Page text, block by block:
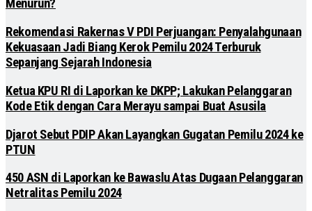
Menurun?
Rekomendasi Rakernas V PDI Perjuangan: Penyalahgunaan
Kekuasaan Jadi Biang Kerok Pemilu 2024 Terburuk
Sepanjang Sejarah Indonesia
Ketua KPU RI di Laporkan ke DKPP; Lakukan Pelanggaran
Kode Etik dengan Cara Merayu sampai Buat Asusila
Djarot Sebut PDIP Akan Layangkan Gugatan Pemilu 2024 ke
PTUN
450 ASN di Laporkan ke Bawaslu Atas Dugaan Pelanggaran
Netralitas Pemilu 2024